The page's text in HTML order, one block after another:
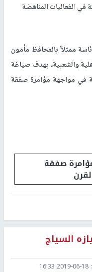
في الفعاليات المناهضة
ممثلاً بالمحافظ مأمون
والشعبية، بهدف صياغة
في مواجهة مؤامرة صفقة
صفقة
السياج
2019-06-18 16:33